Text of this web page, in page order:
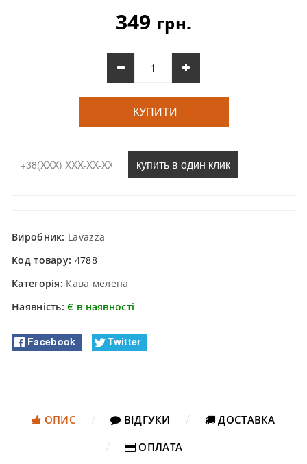
349 грн.
КУПИТИ
купить в один клик
Виробник: Lavazza
Код товару: 4788
Категорія: Кава мелена
Наявність:Є в наявності
Facebook Twitter
ОПИС ВІДГУКИ
ДОСТАВКА
ОПЛАТА